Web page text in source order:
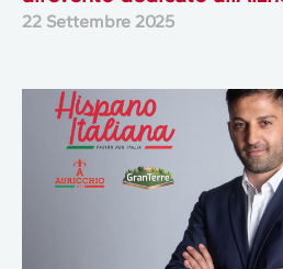
22 Settembre 2025